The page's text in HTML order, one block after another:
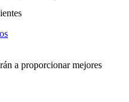
a proporcionar mejores